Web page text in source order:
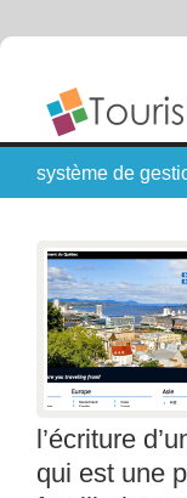
système de
l’écriture
qui est une